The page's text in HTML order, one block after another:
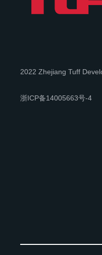
2022 Zhejiang Tuff
浙ICP备14005663号-4